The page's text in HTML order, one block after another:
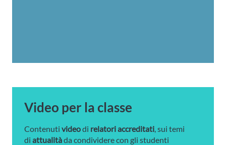
Video per la classe
Contenuti videodi relatori accreditati , sui temi
di attualitàda condividere con gli studenti